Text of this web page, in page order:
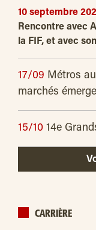
10 septembre
Rencontre avec
la FIF, et avec
17/09 Métros
marchés
15/10 14e
CARRIÈRE